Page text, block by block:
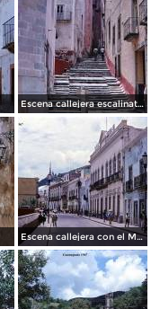
Escena callejera escalinata 1967.
Escena callejera con el Mto al Pipila al fondo 1967.